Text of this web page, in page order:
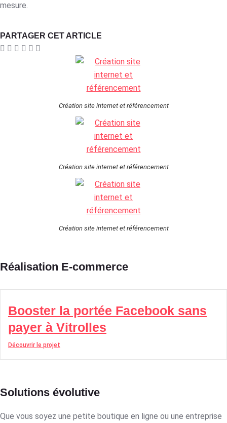
mesure.
PARTAGER CET ARTICLE
Création site internet et référencement
Création site internet et référencement
Création site internet et référencement
Réalisation E-commerce
Booster la portée Facebook sans
payer à Vitrolles
Découvrir le projet
Solutions évolutive
Que vous soyez une petite boutique en ligne ou une entreprise